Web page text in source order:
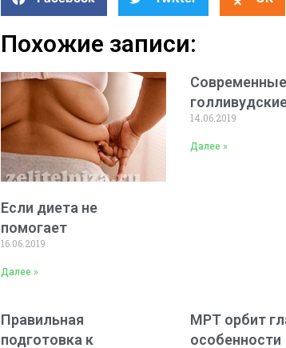
Похожие записи:
Если диета не
помогает
16.06.2019
Далее »
Современные
14.06.2019
Далее »
Правильная
подготовка к
МРТ орбит
особенности